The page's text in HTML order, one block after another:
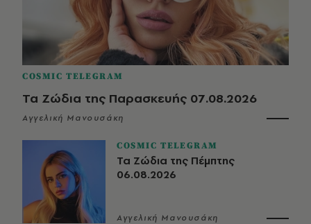
COSMIC TELEGRAM
Τα Ζώδια της Παρασκευής 07.08.2026
Αγγελική Μανουσάκη
COSMIC TELEGRAM
Τα Ζώδια της Πέμπτης
06.08.2026
Αγγελική Μανουσάκη